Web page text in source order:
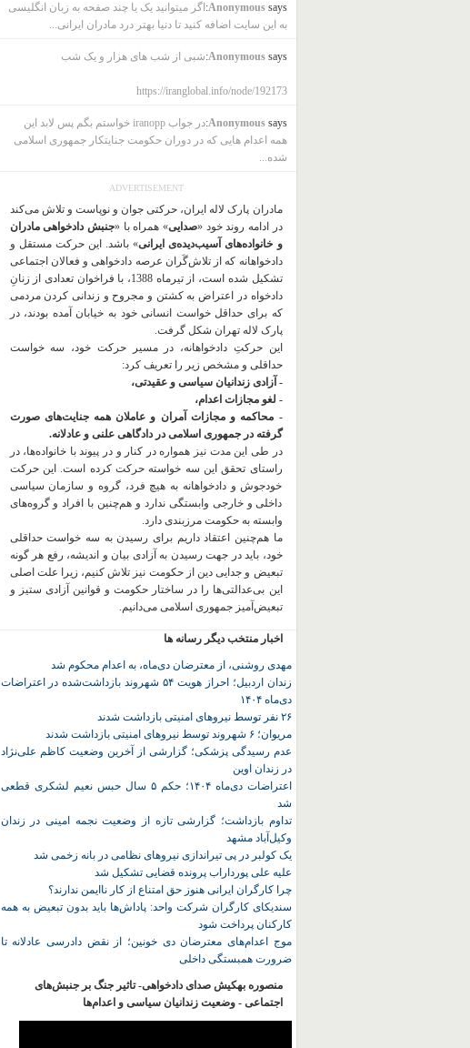
Anonymoussays:
اگر میتوانید یک یا چند صفحه به زبان انگلیسی
به این سایت اضافه کنید تا دنیا بهتر درد مادران ایرانی...
Anonymoussays: شبی از شب های هزار و یک شب
https://iranglobal.info/node/192173
Anonymoussays:
در جواب iranopp خواستم بگم پس لابد این
همه اعدام هایی که در دوران حکومت جنایتکار جمهوری اسلامی
شده...
ADVERTISEMENT
مادران پارک لاله ایران، حرکتی جوان و نوپاست و تلاش می‌کند
در ادامه روند خود «صدایی» همراه با «جنبش دادخواهی مادران
و خانواده‌های آسیب‌دیده‌ی ایرانی» باشد. این حرکت مستقل و
دادخواهانه که از تلاش‌گَران عرصه دادخواهی و فعالان اجتماعی
تشکیل شده است، از تیرماه 1388، با فراخوان تعدادی از زنانِ
دادخواه در اعتراض به کشتن و مجروح و زندانی کردن مردمی
که برای حداقل خواست انسانی خود به خیابان آمده بودند، در
پارک لاله تهران شکل گرفت.
این حرکتِ دادخواهانه، در مسیر حرکت خود، سه خواست
حداقلی و مشخص زیر را تعریف کرد:
- آزادی زندانیان سیاسی و عقیدتی،
- لغو مجازات اعدام،
- محاکمه و مجازات آمران و عاملان همه جنایت‌های صورت
گرفته در جمهوری اسلامی در دادگاهی علنی و عادلانه.
در طی این مدت نیز همواره در کنار و در پیوند با خانواده‌ها، در
راستای تحقق این سه خواسته حرکت کرده است. این حرکت
خودجوش و دادخواهانه به هیچ فرد، گروه و سازمان سیاسی
داخلی و خارجی وابستگی ندارد و هم‌چنین با افراد و گروه‌های
وابسته به حکومت مرزبندی دارد.
ما هم‌چنین اعتقاد داریم برای رسیدن به سه خواست حداقلی
خود، باید در جهت رسیدن به آزادی بیان و اندیشه، رفع هر گونه
تبعیض و جدایی دین از حکومت نیز تلاش کنیم، زیرا علت اصلی
این بی‌عدالتی‌ها را در ساختار حکومت و قوانین آزادی ستیز و
تبعیض‌آمیز جمهوری اسلامی می‌دانیم.
اخبار منتخب دیگر رسانه ها
مهدی روشنی، از معترضان دی‌ماه، به اعدام محکوم شد
زندان اردبیل؛ احراز هویت ۵۴ شهروند بازداشت‌شده در اعتراضات
دی‌ماه ۱۴۰۴
۲۶ نفر توسط نیروهای امنیتی بازداشت شدند
مریوان؛ ۶ شهروند توسط نیروهای امنیتی بازداشت شدند
عدم رسیدگی پزشکی؛ گزارشی از آخرین وضعیت کاظم علی‌نژاد
در زندان اوین
اعتراضات دی‌ماه ۱۴۰۴؛ حکم ۵ سال حبس نعیم لشکری قطعی
شد
تداوم بازداشت؛ گزارشی تازه از وضعیت نجمه امینی در زندان
وکیل‌آباد مشهد
یک کولبر در پی تیراندازی نیروهای نظامی در بانه زخمی شد
علیه علی پورداراب پرونده قضایی تشکیل شد
چرا کارگران ایرانی هنوز حق امتناع از کار ناایمن ندارند؟
سندیکای کارگران شرکت واحد: پاداش‌ها باید بدون تبعیض به همه
کارکنان پرداخت شود
موج اعدام‌های معترضان دی‌ خونین؛ از نقض دادرسی عادلانه تا
ضرورت همبستگی داخلی
منصوره بهکیش صدای دادخواهی- تاثیر جنگ بر جنبش‌های
اجتماعی - وضعیت زندانیان سیاسی و اعدام‌ها